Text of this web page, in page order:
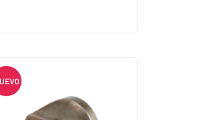
Como cambiar el aceite de
transmisiones de tu Vespa